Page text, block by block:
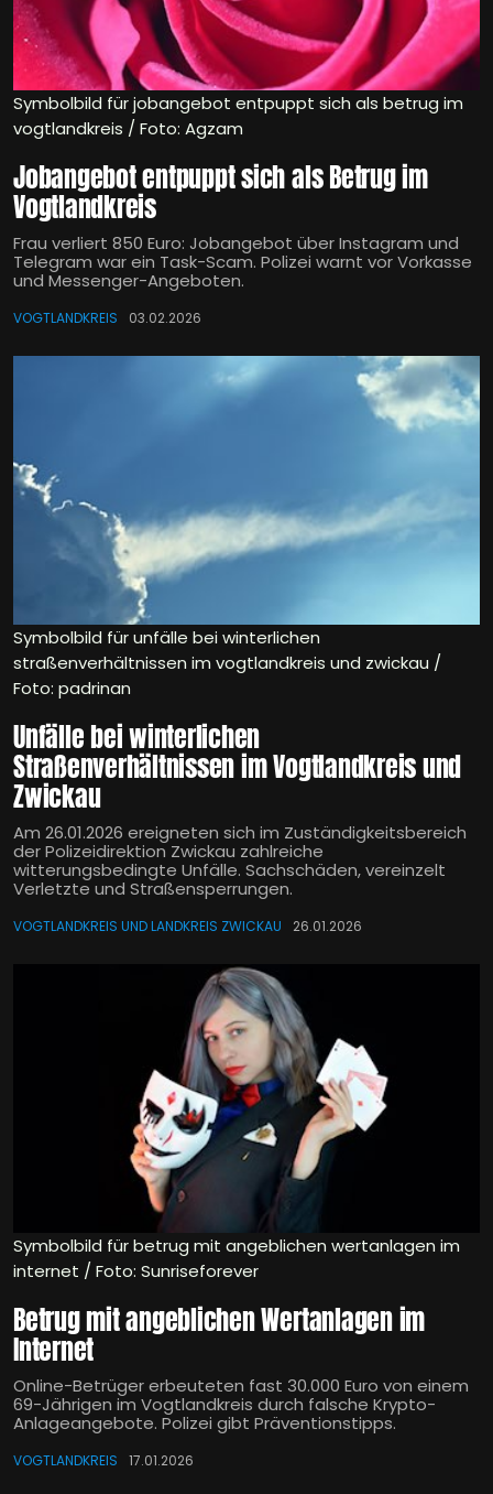
Symbolbild für jobangebot entpuppt sich als betrug im
vogtlandkreis / Foto: Agzam
Jobangebot entpuppt sich als Betrug im
Vogtlandkreis
Frau verliert 850 Euro: Jobangebot über Instagram und
Telegram war ein Task-Scam. Polizei warnt vor Vorkasse
und Messenger-Angeboten.
VOGTLANDKREIS 03.02.2026
Symbolbild für unfälle bei winterlichen
straßenverhältnissen im vogtlandkreis und zwickau /
Foto: padrinan
Unfälle bei winterlichen
Straßenverhältnissen im Vogtlandkreis und
Zwickau
Am 26.01.2026 ereigneten sich im Zuständigkeitsbereich
der Polizeidirektion Zwickau zahlreiche
witterungsbedingte Unfälle. Sachschäden, vereinzelt
Verletzte und Straßensperrungen.
VOGTLANDKREIS UND LANDKREIS ZWICKAU 26.01.2026
Symbolbild für betrug mit angeblichen wertanlagen im
internet / Foto: Sunriseforever
Betrug mit angeblichen Wertanlagen im
Internet
Online-Betrüger erbeuteten fast 30.000 Euro von einem
69-Jährigen im Vogtlandkreis durch falsche Krypto-
Anlageangebote. Polizei gibt Präventionstipps.
VOGTLANDKREIS 17.01.2026